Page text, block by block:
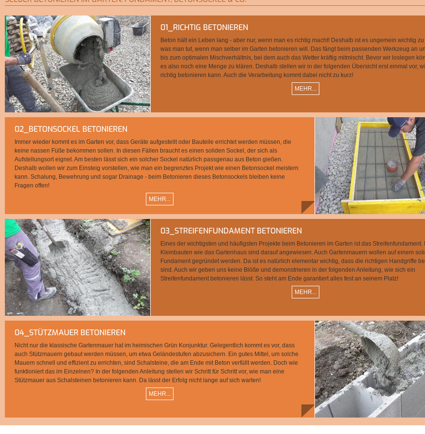
01_RICHTIG BETONIEREN
Beton hält ein Leben lang - aber nur, wenn man es richtig macht! Deshalb ist es ungemein wichtig
was man tut, wenn man selber im Garten betonieren will. Das fängt beim passenden Werkzeug an
bis zum optimalen Mischverhältnis, bei dem auch das Wetter kräftig mitmischt. Bevor wir loslegen
es also noch eine Menge zu klären. Deshalb stellen wir in der folgenden Übersicht erst einmal vor,
richtig betonieren kann. Auch die Verarbeitung kommt dabei nicht zu kurz!
MEHR...
02_BETONSOCKEL BETONIEREN
Immer wieder kommt es im Garten vor, dass Geräte aufgestellt oder Bauteile errichtet werden müssen, die
keine nassen Füße bekommen sollen. In diesen Fällen braucht es einen soliden Sockel, der sich als
Aufstellungsort eignet. Am besten lässt sich ein solcher Sockel natürlich passgenau aus Beton gießen.
Deshalb wollen wir zum Einsteig vorstellen, wie man ein begrenztes Projekt wie einen Betonsockel meistern
kann. Schalung, Bewehrung und sogar Drainage - beim Betonieren dieses Betonsockels bleiben keine
Fragen offen!
MEHR...
03_STREIFENFUNDAMENT BETONIEREN
Eines der wichtigsten und häufigsten Projekte beim Betonieren im Garten ist das Streifenfundament.
Kleinbauten wie das Gartenhaus sind darauf angewiesen. Auch Gartenmauern wollen auf einem
Fundament gegründet werden. Da ist es natürlich elementar wichtig, dass die richtigen Handgriffe
sind. Auch wir geben uns keine Blöße und demonstrieren in der folgenden Anleitung, wie sich ein
Streifenfundament betonieren lässt. So steht am Ende garantiert alles fest an seinem Platz!
MEHR...
04_STÜTZMAUER BETONIEREN
Nicht nur die klassische Gartenmauer hat im heimischen Grün Konjunktur. Gelegentlich kommt es vor, dass
auch Stützmauern gebaut werden müssen, um etwa Geländestufen abzusichern. Ein gutes Mittel, um solche
Mauern schnell und effizient zu errichten, sind Schalsteine, die am Ende mit Beton verfüllt werden. Doch wie
funktioniert das im Einzelnen? In der folgenden Anleitung stellen wir Schritt für Schritt vor, wie man eine
Stützmauer aus Schalsteinen betonieren kann. Da lässt der Erfolg nicht lange auf sich warten!
MEHR...